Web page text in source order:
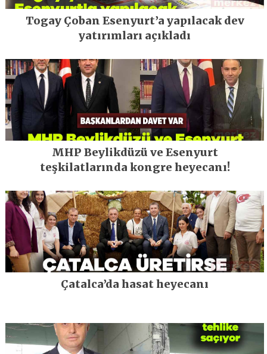
Togay Çoban Esenyurt’a yapılacak dev
yatırımları açıkladı
MHP Beylikdüzü ve Esenyurt
teşkilatlarında kongre heyecanı!
Çatalca’da hasat heyecanı